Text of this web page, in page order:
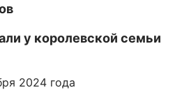
у королевской семьи
2024 года